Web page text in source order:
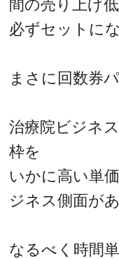
間の売り上げ
必ずセットに
まさに回数券
治療院ビジネ
枠を
いかに高い単
ジネス側面が
なるべく時間